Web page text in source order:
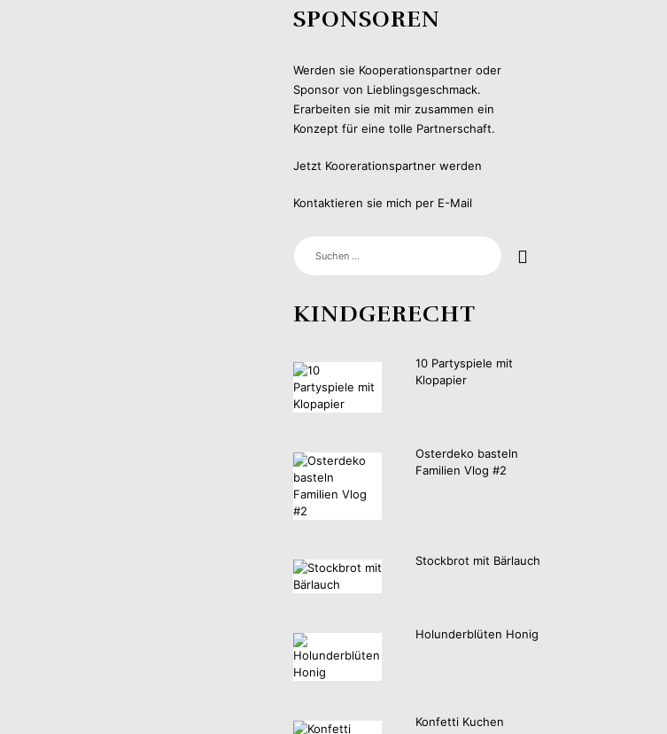
SPONSOREN
Werden sie Kooperationspartner oder
Sponsor von Lieblingsgeschmack.
Erarbeiten sie mit mir zusammen ein
Konzept für eine tolle Partnerschaft.
Jetzt Koorerationspartner werden
Kontaktieren sie mich per E-Mail
SUCHEN
NACH:
KINDGERECHT
10 Partyspiele mit
Klopapier
Osterdeko basteln
Familien Vlog #2
Stockbrot mit Bärlauch
Holunderblüten Honig
Konfetti Kuchen